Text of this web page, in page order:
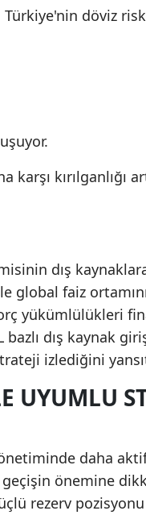
Türkiye'nin döviz
karşı kırılganlığı
dış
global faiz
yükümlülükleri
bazlı dış kaynak
izlediğini
UYUMLU
daha
önemine
rezerv